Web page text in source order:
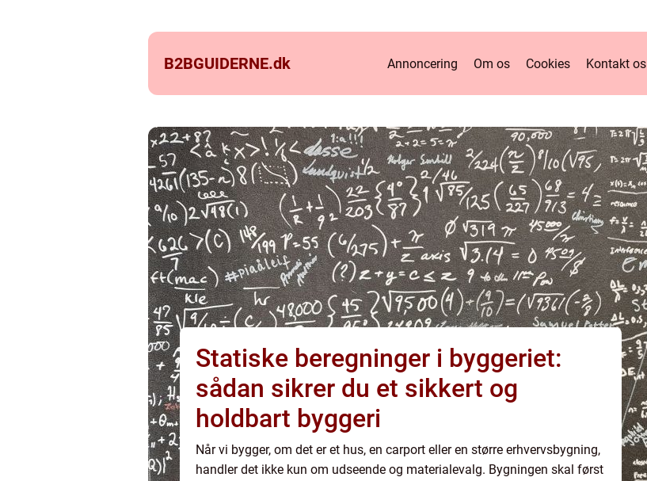
B2BGUIDERNE.dk Annoncering Om os Cookies Kontakt os
Statiske beregninger i byggeriet:
sådan sikrer du et sikkert og
holdbart byggeri
Når vi bygger, om det er et hus, en carport eller en større erhvervsbygning,
handler det ikke kun om udseende og materialevalg. Bygningen skal først